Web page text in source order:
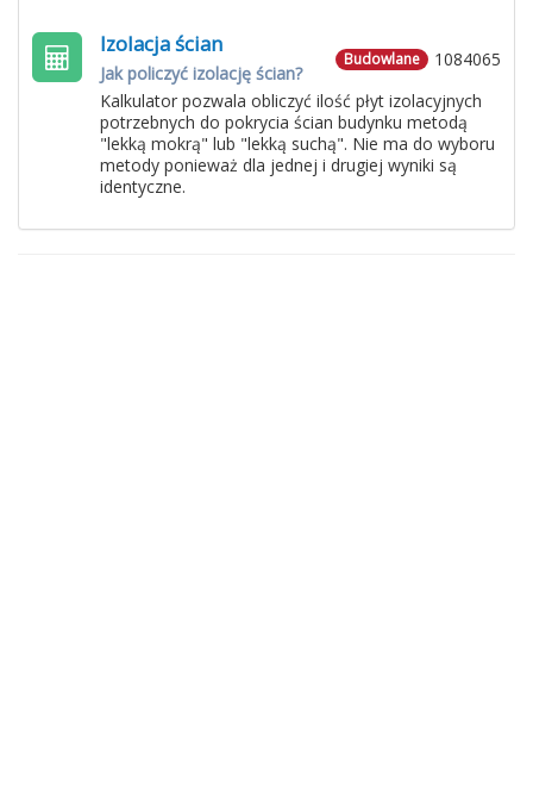
1084065
Budowlane
Izolacja ścian
Jak policzyć izolację ścian?
Kalkulator pozwala obliczyć ilość płyt izolacyjnych
potrzebnych do pokrycia ścian budynku metodą
"lekką mokrą" lub "lekką suchą". Nie ma do wyboru
metody ponieważ dla jednej i drugiej wyniki są
identyczne.